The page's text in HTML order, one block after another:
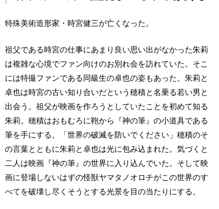
特殊美術造形家・時宮健三が亡くなった。
祖父である時宮の仕事にあまり良い思い出がなかった朱莉
は複雑な心境でファン向けのお別れ会を訪れていた。そこ
には特撮ファンである同級生の卓也の姿もあった。朱莉と
卓也は時宮の古い知り合いだという穂積と名乗る若い男と
出会う。祖父が映画を作ろうとしていたことを初めて知る
朱莉。穂積はおもむろに鞄から『神の筆』の小道具である
筆を手にする。「世界の破滅を防いでください」穂積のそ
の言葉とともに朱莉と卓也は光に包み込まれた。気づくと
二人は映画『神の筆』の世界に入り込んでいた。そして映
画に登場しないはずの怪獣ヤマタノオロチがこの世界のす
べてを破壊し尽くそうとする光景を目の当たりにする。